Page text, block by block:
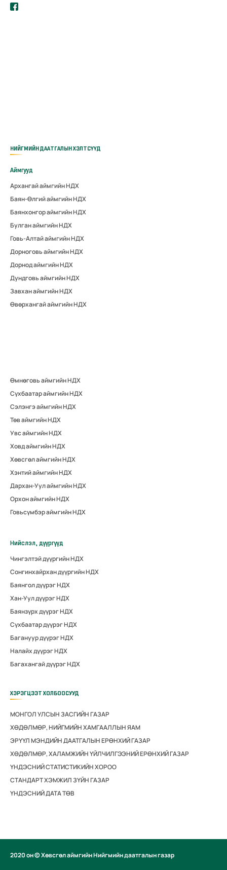
НИЙГМИЙН ДААТГАЛЫН ХЭЛТСҮҮД
Аймгууд
Архангай аймгийн НДХ
Баян-Өлгий аймгийн НДХ
Баянхонгор аймгийн НДХ
Булган аймгийн НДХ
Говь-Алтай аймгийн НДХ
Дорноговь аймгийн НДХ
Дорнод аймгийн НДХ
Дундговь аймгийн НДХ
Завхан аймгийн НДХ
Өвөрхангай аймгийн НДХ
Өмнөговь аймгийн НДХ
Сүхбаатар аймгийн НДХ
Сэлэнгэ аймгийн НДХ
Төв аймгийн НДХ
Увс аймгийн НДХ
Ховд аймгийн НДХ
Хөвсгөл аймгийн НДХ
Хэнтий аймгийн НДХ
Дархан-Уул аймгийн НДХ
Орхон аймгийн НДХ
Говьсүмбэр аймгийн НДХ
Нийслэл, дүүргүүд
Чингэлтэй дүүргийн НДХ
Сонгинхайрхан дүүргийн НДХ
Баянгол дүүрэг НДХ
Хан-Уул дүүрэг НДХ
Баянзүрх дүүрэг НДХ
Сүхбаатар дүүрэг НДХ
Багануур дүүрэг НДХ
Налайх дүүрэг НДХ
Багахангай дүүрэг НДХ
ХЭРЭГЦЭЭТ ХОЛБООСУУД
МОНГОЛ УЛСЫН ЗАСГИЙН ГАЗАР
ХӨДӨЛМӨР, НИЙГМИЙН ХАМГААЛЛЫН ЯАМ
ЭРҮҮЛ МЭНДИЙН ДААТГАЛЫН ЕРӨНХИЙ ГАЗАР
ХӨДӨЛМӨР, ХАЛАМЖИЙН ҮЙЛЧИЛГЭЭНИЙ ЕРӨНХИЙ ГАЗАР
ҮНДЭСНИЙ СТАТИСТИКИЙН ХОРОО
СТАНДАРТ ХЭМЖИЛ ЗҮЙН ГАЗАР
ҮНДЭСНИЙ ДАТА ТӨВ
2020 он © Хөвсгөл аймгийн Нийгмийн даатгалын газар